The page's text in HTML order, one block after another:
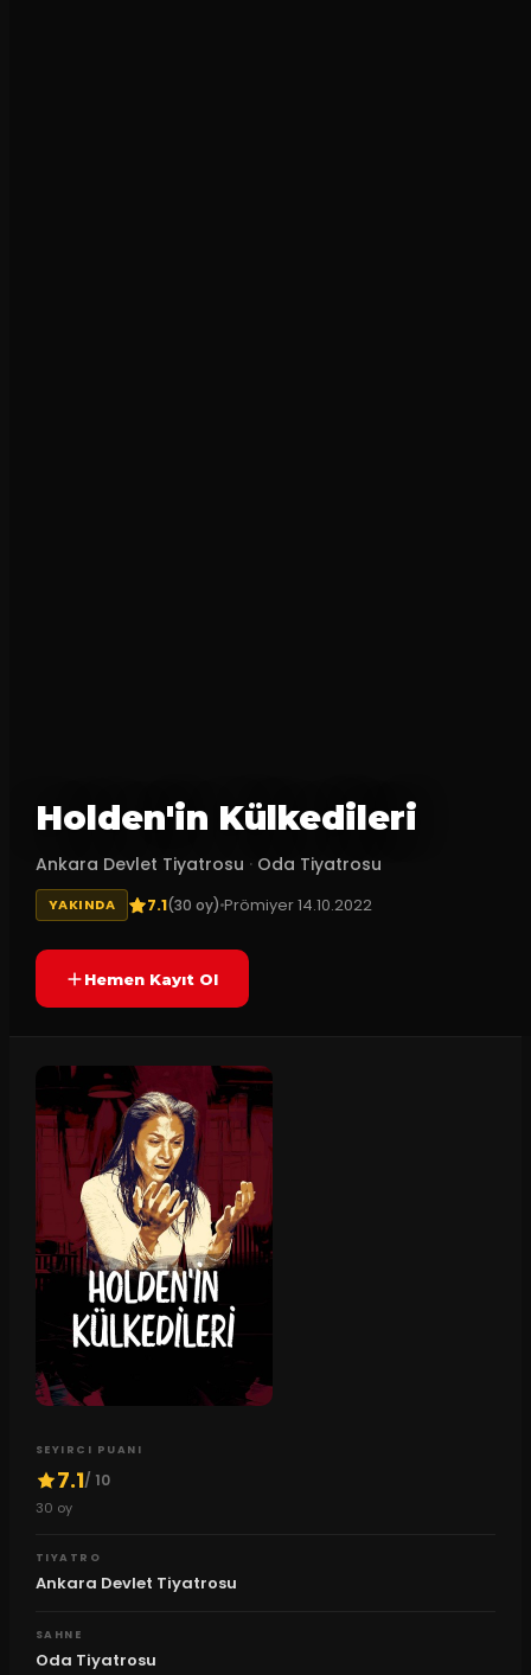
Holden'in Külkedileri
Ankara Devlet Tiyatrosu · Oda Tiyatrosu
YAKINDA 7.1(30 oy)Prömiyer14.10.2022
Hemen Kayıt Ol
SEYIRCI PUANI
7.1/ 10
30 oy
TIYATRO
Ankara Devlet Tiyatrosu
SAHNE
Oda Tiyatrosu